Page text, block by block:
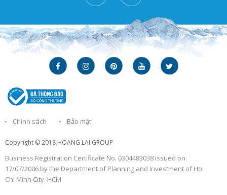
Chính sách Bảo mật
Copyright © 2018 HOANG LAI GROUP
Business Registration Certificate No. 0304483038 issued on:
17/07/2006 by the Department of Planning and Investment of Ho
Chi Minh City. HCM